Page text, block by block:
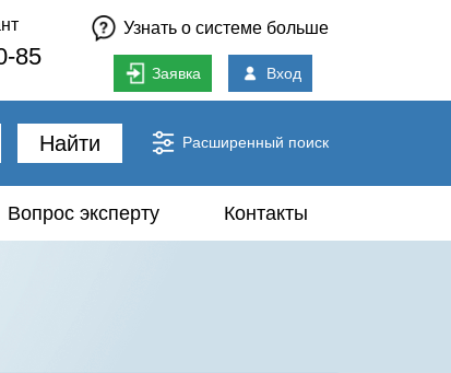
85
Узнать о системе больше
Заявка Вход
Найти Расширенный поиск
Вопрос эксперту Контакты